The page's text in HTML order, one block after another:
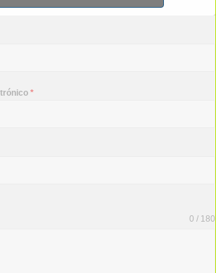
*
0 / 180